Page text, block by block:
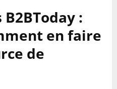
:
en faire
de